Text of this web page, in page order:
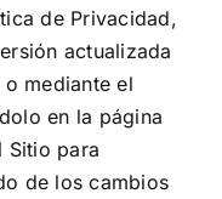
de Privacidad,
actualizada
mediante el
en la página
Sitio para
de los cambios